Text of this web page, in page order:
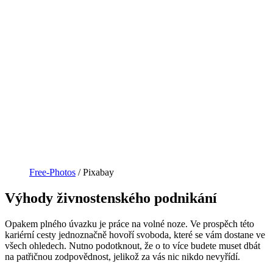
Free-Photos / Pixabay
Výhody živnostenského podnikání
Opakem plného úvazku je práce na volné noze. Ve prospěch této
kariérní cesty jednoznačně hovoří svoboda, které se vám dostane ve
všech ohledech. Nutno podotknout, že o to více budete muset dbát
na patřičnou zodpovědnost, jelikož za vás nic nikdo nevyřídí.